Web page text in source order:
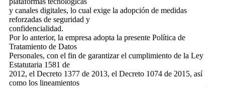
y canales digitales, lo cual exige la adopción de medidas
reforzadas de seguridad y
confidencialidad.
Por lo anterior, la empresa adopta la presente Política de
Tratamiento de Datos
Personales, con el fin de garantizar el cumplimiento de la Ley
Estatutaria 1581 de
2012, el Decreto 1377 de 2013, el Decreto 1074 de 2015, así
como los lineamientos